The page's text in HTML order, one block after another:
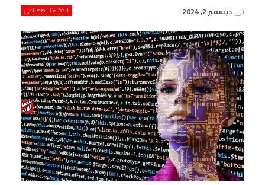
الذكاء الاصطناعي في ديسمبر 2, 2024